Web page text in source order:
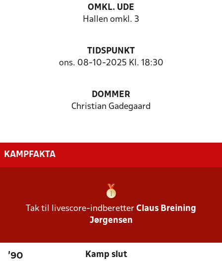
OMKL. UDE
Hallen omkl. 3
TIDSPUNKT
ons. 08-10-2025 Kl. 18:30
DOMMER
Christian Gadegaard
KAMPFAKTA
Tak til livescore-indberetter Claus Breining
Jørgensen
'90 Kamp slut